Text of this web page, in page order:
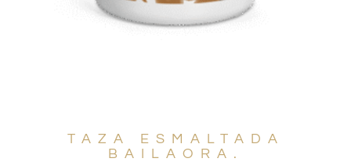
TAZA ESMALTADA
BAILAORA.